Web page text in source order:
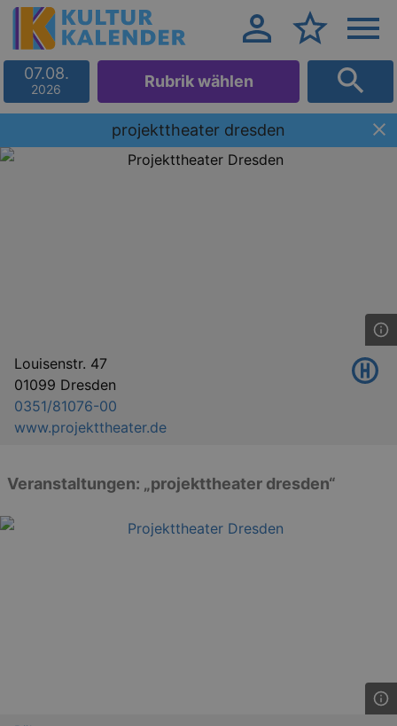
07.08.
2026 Rubrik wählen
projekttheater dresden
Louisenstr. 47
01099 Dresden
0351/81076-00
www.projekttheater.de
Veranstaltungen: „projekttheater dresden“